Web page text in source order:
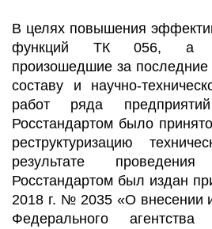
В целях повышения
функций ТК 056, а
произошедшие за
составу и научно-
работ ряда
Росстандартом было
реструктуризацию
результате
Росстандартом был издан
2018 г. № 2035 «О внесении
Федерального